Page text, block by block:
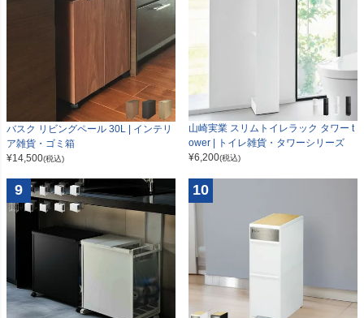
バスク リビングペール 30L | インテリ
ア雑貨・ゴミ箱
¥14,500(税込)
山崎実業 スリムトイレラック タワー t
ower | トイレ雑貨・タワーシリーズ
¥6,200(税込)
9 10